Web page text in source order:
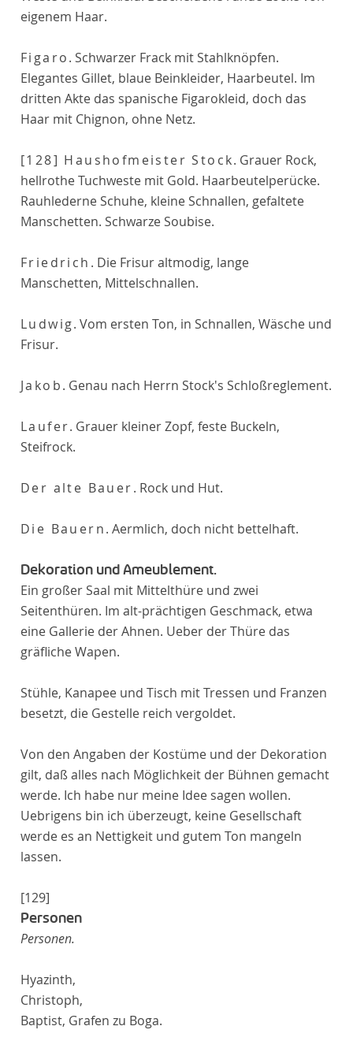
eigenem Haar.
Figaro. Schwarzer Frack mit Stahlknöpfen.
Elegantes Gillet, blaue Beinkleider, Haarbeutel. Im
dritten Akte das spanische Figarokleid, doch das
Haar mit Chignon, ohne Netz.
[128] Haushofmeister Stock. Grauer Rock,
hellrothe Tuchweste mit Gold. Haarbeutelperücke.
Rauhlederne Schuhe, kleine Schnallen, gefaltete
Manschetten. Schwarze Soubise.
Friedrich . Die Frisur altmodig, lange
Manschetten, Mittelschnallen.
Ludwig. Vom ersten Ton, in Schnallen, Wäsche und
Frisur.
Jakob. Genau nach Herrn Stock's Schloßreglement.
Laufer. Grauer kleiner Zopf, feste Buckeln,
Steifrock.
Der alte Bauer. Rock und Hut.
Die Bauern. Aermlich, doch nicht bettelhaft.
Dekoration und Ameublement.
Ein großer Saal mit Mittelthüre und zwei
Seitenthüren. Im alt-prächtigen Geschmack, etwa
eine Gallerie der Ahnen. Ueber der Thüre das
gräfliche Wapen.
Stühle, Kanapee und Tisch mit Tressen und Franzen
besetzt, die Gestelle reich vergoldet.
Von den Angaben der Kostüme und der Dekoration
gilt, daß alles nach Möglichkeit der Bühnen gemacht
werde. Ich habe nur meine Idee sagen wollen.
Uebrigens bin ich überzeugt, keine Gesellschaft
werde es an Nettigkeit und gutem Ton mangeln
lassen.
[129]
Personen
Personen.
Hyazinth,
Christoph,
Baptist, Grafen zu Boga.